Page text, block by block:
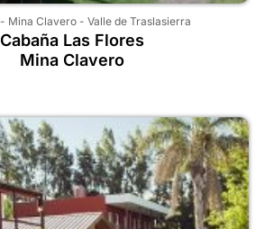
- Mina Clavero - Valle de Traslasierra
Cabaña Las Flores
Mina Clavero